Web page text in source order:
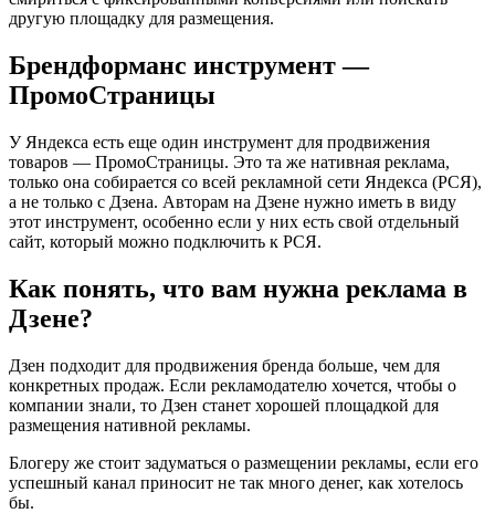
другую площадку для размещения.
Брендформанс инструмент —
ПромоСтраницы
У Яндекса есть еще один инструмент для продвижения
товаров — ПромоСтраницы. Это та же нативная реклама,
только она собирается со всей рекламной сети Яндекса (РСЯ),
а не только с Дзена. Авторам на Дзене нужно иметь в виду
этот инструмент, особенно если у них есть свой отдельный
сайт, который можно подключить к РСЯ.
Как понять, что вам нужна реклама в
Дзене?
Дзен подходит для продвижения бренда больше, чем для
конкретных продаж. Если рекламодателю хочется, чтобы о
компании знали, то Дзен станет хорошей площадкой для
размещения нативной рекламы.
Блогеру же стоит задуматься о размещении рекламы, если его
успешный канал приносит не так много денег, как хотелось
бы.